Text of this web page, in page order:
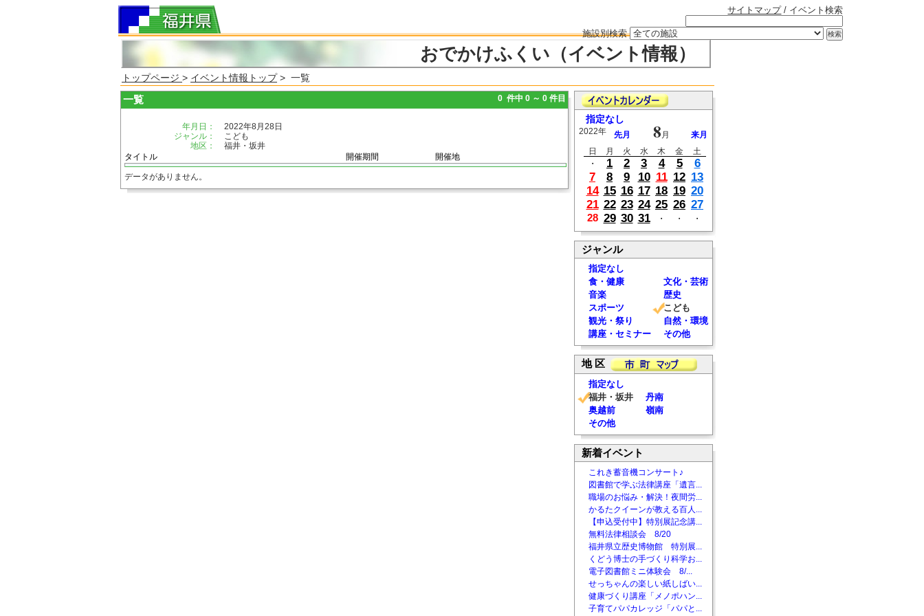
サイトマップ/ イベント検索
施設別検索
おでかけふくい（イベント情報）
トップページ > イベント情報トップ> 一覧
一覧 0 件中 0 ～ 0 件目
年月日：
2022年8月28日
ジャンル：
こども
地区：
福井・坂井
タイトル
開催期間 開催地
データがありません。
指定なし
2022年 先月 8 月
来月
日
月 火 水 木 金
土
・
1 2 3 4 5
6
7
8 9 10 11 12 13
14 15 16 17 18 19 20
21 22 23 24 25 26 27
28 29 30 31 ・ ・ ・
ジャンル
指定なし
食・健康
文化・芸術
音楽
歴史
スポーツ
こども
観光・祭り
自然・環境
講座・セミナー
その他
地 区
指定なし
福井・坂井
丹南
奥越前
嶺南
その他
新着イベント
これき蓄音機コンサート♪
図書館で学ぶ法律講座「遺言...
職場のお悩み・解決！夜間労...
かるたクイーンが教える百人...
【申込受付中】特別展記念講...
無料法律相談会 8/20
福井県立歴史博物館 特別展...
くどう博士の手づくり科学お...
電子図書館ミニ体験会 8/...
せっちゃんの楽しい紙しばい...
健康づくり講座「メノポハン...
子育てパパカレッジ「パパと...